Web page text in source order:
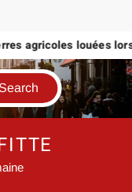
agricoles louées